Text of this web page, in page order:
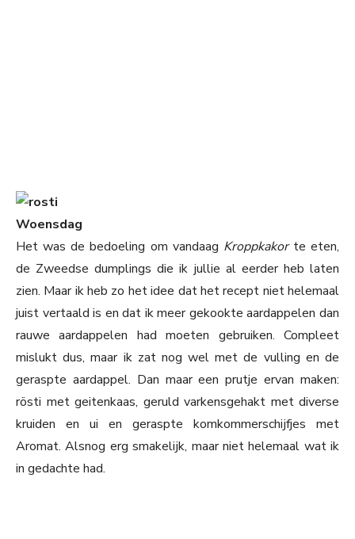
Woensdag
Het was de bedoeling om vandaag Kroppkakor te eten,
de Zweedse dumplings die ik jullie al eerder heb laten
zien. Maar ik heb zo het idee dat het recept niet helemaal
juist vertaald is en dat ik meer gekookte aardappelen dan
rauwe aardappelen had moeten gebruiken. Compleet
mislukt dus, maar ik zat nog wel met de vulling en de
geraspte aardappel. Dan maar een prutje ervan maken:
rösti met geitenkaas, geruld varkensgehakt met diverse
kruiden en ui en geraspte komkommerschijfjes met
Aromat. Alsnog erg smakelijk, maar niet helemaal wat ik
in gedachte had.